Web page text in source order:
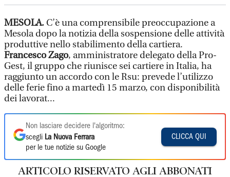
MESOLA. C’è una comprensibile preoccupazione a
Mesola dopo la notizia della sospensione delle attività
produttive nello stabilimento della cartiera.
Francesco Zago, amministratore delegato della Pro-
Gest, il gruppo che riunisce sei cartiere in Italia, ha
raggiunto un accordo con le Rsu: prevede l’utilizzo
delle ferie fino a martedì 15 marzo, con disponibilità
dei lavorat...
Non lasciare decidere l'algoritmo:
scegli La Nuova Ferrara
per le tue notizie su Google
CLICCA QUI
ARTICOLO RISERVATO AGLI ABBONATI